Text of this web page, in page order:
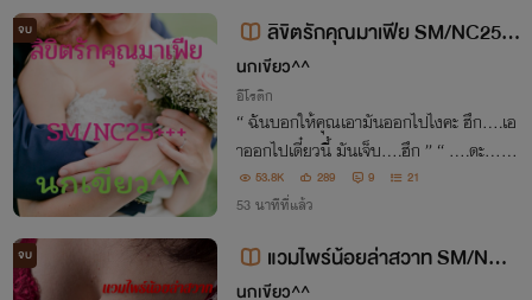
จบ
ลิขิตรักคุณมาเฟีย SM/NC25+
++
นกเขียว^^
อีโรติก
“ ฉันบอกให้คุณเอามันออกไปไงคะ ฮึก….เอ
าออกไปเดี๋ยวนี้ มันเจ็บ….ฮึก ” “ ….ดะ….เดี๋
ยวฉันจะทำให้เธอหายเจ็บเอง~~ ”
53.8K 289 9 21
53 นาทีที่แล้ว
จบ
แวมไพร์น้อยล่าสวาท SM/NC2
5+++
นกเขียว^^